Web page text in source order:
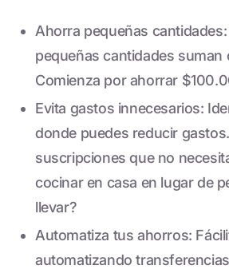
Ahorra pequeñas
pequeñas cantidades suman
Comienza por ahorrar
Evita gastos innecesarios:
donde puedes reducir
suscripciones que no
cocinar en casa en lugar de
llevar?
Automatiza tus ahorros:
automatizando